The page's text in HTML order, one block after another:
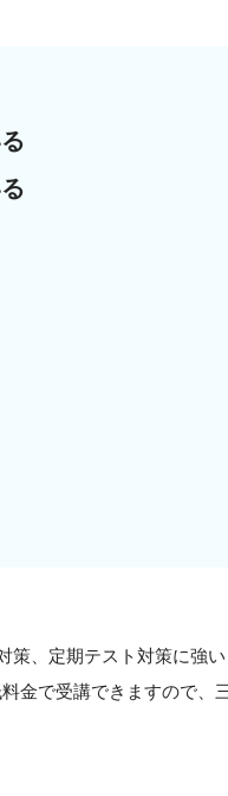
、定期テスト対策に強
金で受講できますので、